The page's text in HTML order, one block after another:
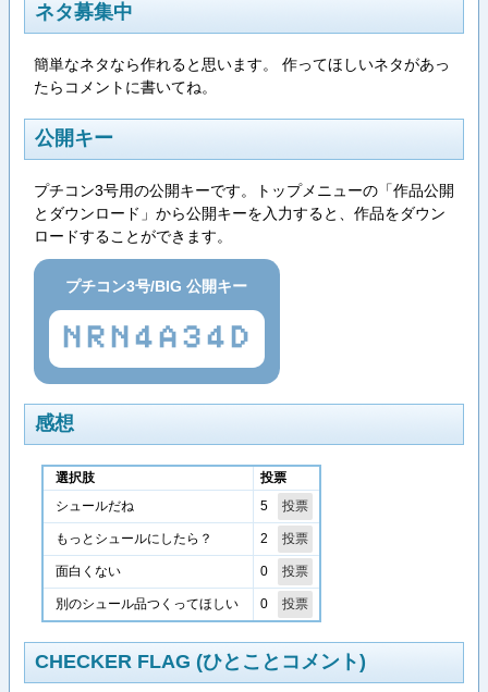
ネタ募集中
簡単なネタなら作れると思います。 作ってほしいネタがあっ
たらコメントに書いてね。
公開キー
プチコン3号用の公開キーです。トップメニューの「作品公開
とダウンロード」から公開キーを入力すると、作品をダウン
ロードすることができます。
プチコン3号/BIG 公開キー
NRN4A34D
感想
選択肢 投票
シュールだね 5
もっとシュールにしたら？ 2
面白くない 0
別のシュール品つくってほしい 0
CHECKER FLAG (ひとことコメント)